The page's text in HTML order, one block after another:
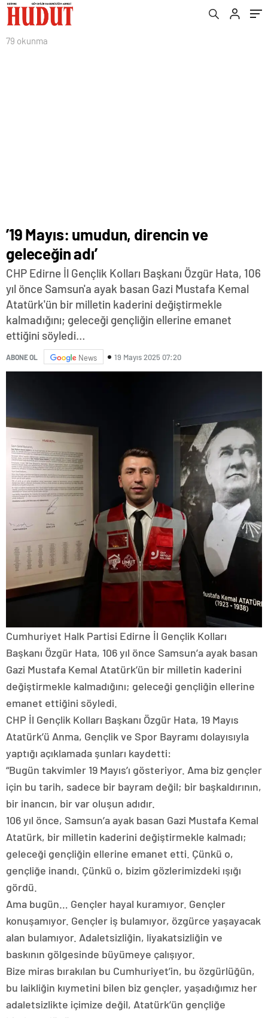
79 okunma
’19 Mayıs: umudun, direncin ve
geleceğin adı’
CHP Edirne İl Gençlik Kolları Başkanı Özgür Hata, 106
yıl önce Samsun'a ayak basan Gazi Mustafa Kemal
Atatürk'ün bir milletin kaderini değiştirmekle
kalmadığını; geleceği gençliğin ellerine emanet
ettiğini söyledi…
ABONE OL News 19 Mayıs 2025 07:20
Cumhuriyet Halk Partisi Edirne İl Gençlik Kolları
Başkanı Özgür Hata, 106 yıl önce Samsun’a ayak basan
Gazi Mustafa Kemal Atatürk’ün bir milletin kaderini
değiştirmekle kalmadığını; geleceği gençliğin ellerine
emanet ettiğini söyledi.
CHP İl Gençlik Kolları Başkanı Özgür Hata, 19 Mayıs
Atatürk’ü Anma, Gençlik ve Spor Bayramı dolayısıyla
yaptığı açıklamada şunları kaydetti:
“Bugün takvimler 19 Mayıs’ı gösteriyor. Ama biz gençler
için bu tarih, sadece bir bayram değil; bir başkaldırının,
bir inancın, bir var oluşun adıdır.
106 yıl önce, Samsun’a ayak basan Gazi Mustafa Kemal
Atatürk, bir milletin kaderini değiştirmekle kalmadı;
geleceği gençliğin ellerine emanet etti. Çünkü o,
gençliğe inandı. Çünkü o, bizim gözlerimizdeki ışığı
gördü.
Ama bugün… Gençler hayal kuramıyor. Gençler
konuşamıyor. Gençler iş bulamıyor, özgürce yaşayacak
alan bulamıyor. Adaletsizliğin, liyakatsizliğin ve
baskının gölgesinde büyümeye çalışıyor.
Bize miras bırakılan bu Cumhuriyet’in, bu özgürlüğün,
bu laikliğin kıymetini bilen biz gençler, yaşadığımız her
adaletsizlikte içimize değil, Atatürk’ün gençliğe